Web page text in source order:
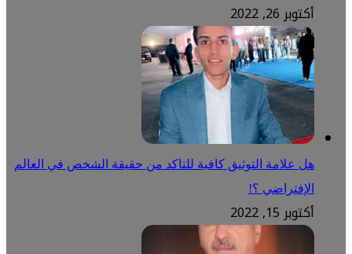
أكتوبر 26, 2022
هل علامة التوثيق كافية للتاكد من حقيقة الشخص في العالم
الإفتراضي ؟!
أكتوبر 15, 2022